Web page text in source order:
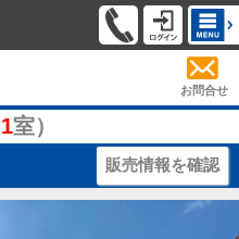
お問合せ
1室）
販売情報を確認